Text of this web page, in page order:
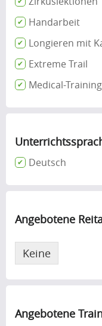
Handarbeit
Longieren mit
Extreme Trail
Medical-Training
Deutsch
Angebotene
Keine
Angebotene